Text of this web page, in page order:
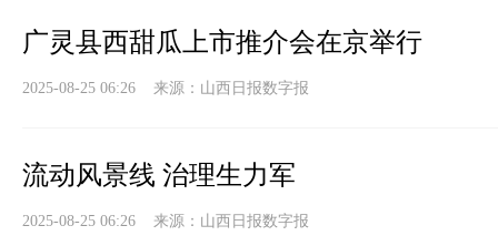
广灵县西甜瓜上市推介会在京举行
2025-08-25 06:26 来源： 山西日报数字报
流动风景线 治理生力军
2025-08-25 06:26 来源： 山西日报数字报